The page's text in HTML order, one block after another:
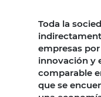
Toda la
empresas
innovación y
comparable
que se